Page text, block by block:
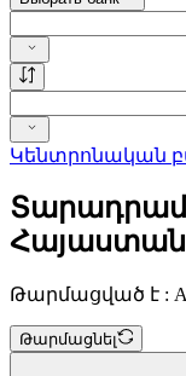
Կենտրոնական
Թարմացված է :
Թարմացնել